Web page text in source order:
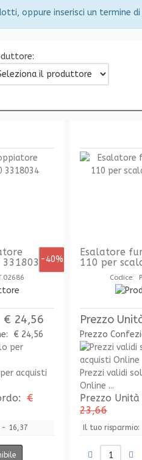
oppure inserisci un termine
-40%
€ 24,56
€ 24,56
acquisti
€
- 16,37
Esalatore
110 per
Codice:
Prezzo
Prezzo
Prezzi validi
Online ...
Prezzo
23,66
Il tuo risparmio: